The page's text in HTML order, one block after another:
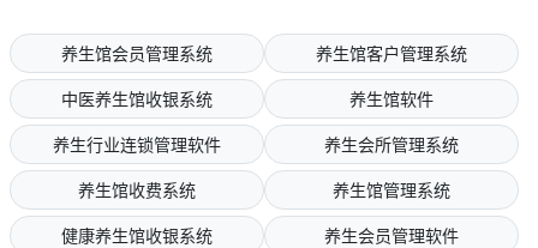
养生馆会员管理系统
养生馆客户管理系统
中医养生馆收银系统
养生馆软件
养生行业连锁管理软件
养生会所管理系统
养生馆收费系统
养生馆管理系统
健康养生馆收银系统
养生会员管理软件